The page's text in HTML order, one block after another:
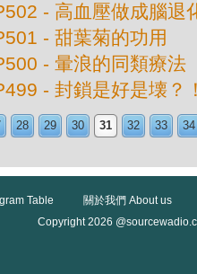
- 高血壓做成腦退
- 甜葉菊的功用
- 暈浪的同類療法
- 封鎖是好是壊？
28 29 30 31 32 33 34
Table
關於我們 About us
Copyright 2026